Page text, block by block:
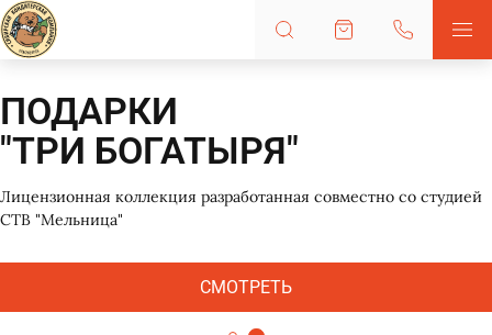
БОГАТЫРЯ"
коллекция разработанная совместно со студией
СМОТРЕТЬ